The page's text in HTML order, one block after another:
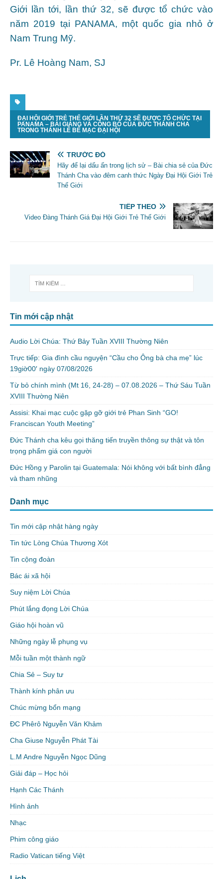
Giới lần tới, lần thứ 32, sẽ được tổ chức vào
năm 2019 tại PANAMA, một quốc gia nhỏ ở
Nam Trung Mỹ.
Pr. Lê Hoàng Nam, SJ
ĐẠI HỘI GIỚI TRẺ THẾ GIỚI LẦN THỨ 32 SẼ ĐƯỢC TỔ CHỨC TẠI
PANAMA – BÀI GIẢNG VÀ CÔNG BỐ CỦA ĐỨC THÁNH CHA
TRONG THÁNH LỄ BẾ MẠC ĐẠI HỘI
TRƯỚC ĐÓ
Hãy để lại dấu ấn trong lịch sử – Bài chia sẻ của Đức
Thánh Cha vào đêm canh thức Ngày Đại Hội Giới Trẻ
Thế Giới
TIẾP THEO
Video Đàng Thánh Giá Đại Hội Giới Trẻ Thế Giới
Tin mới cập nhật
Audio Lời Chúa: Thứ Bảy Tuần XVIII Thường Niên
Trực tiếp: Gia đình cầu nguyện “Cầu cho Ông bà cha mẹ” lúc
19giờ00′ ngày 07/08/2026
Từ bỏ chính mình (Mt 16, 24-28) – 07.08.2026 – Thứ Sáu Tuần
XVIII Thường Niên
Assisi: Khai mạc cuộc gặp gỡ giới trẻ Phan Sinh “GO!
Franciscan Youth Meeting”
Đức Thánh cha kêu gọi thăng tiến truyền thông sự thật và tôn
trọng phẩm giá con người
Đức Hồng y Parolin tại Guatemala: Nói không với bất bình đẳng
và tham nhũng
Danh mục
Tin mới cập nhật hàng ngày
Tin tức Lòng Chúa Thương Xót
Tin cộng đoàn
Bác ái xã hội
Suy niệm Lời Chúa
Phút lắng đọng Lời Chúa
Giáo hội hoàn vũ
Những ngày lễ phụng vụ
Mỗi tuần một thành ngữ
Chia Sẻ – Suy tư
Thành kính phân ưu
Chúc mừng bổn mạng
ĐC Phêrô Nguyễn Văn Khảm
Cha Giuse Nguyễn Phát Tài
L.M Andre Nguyễn Ngọc Dũng
Giải đáp – Học hỏi
Hạnh Các Thánh
Hình ảnh
Nhạc
Phim công giáo
Radio Vatican tiếng Việt